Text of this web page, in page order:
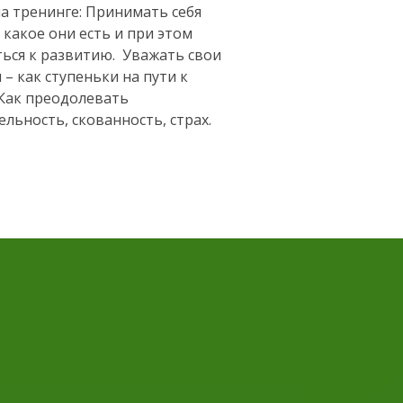
тренинге: Принимать себя
они есть и при этом
к развитию. Уважать свои
как ступеньки на пути к
преодолевать
скованность, страх.